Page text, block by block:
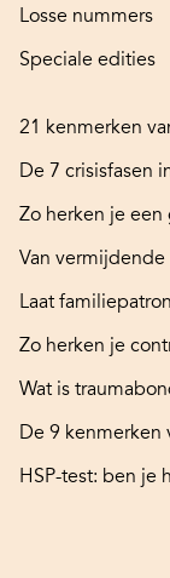
Losse nummers
Speciale edities
21 kenmerken
De 7 crisisfasen
Zo herken je een
Van
Laat
Zo herken je
Wat is
De 9 kenmerken
HSP-test: ben je